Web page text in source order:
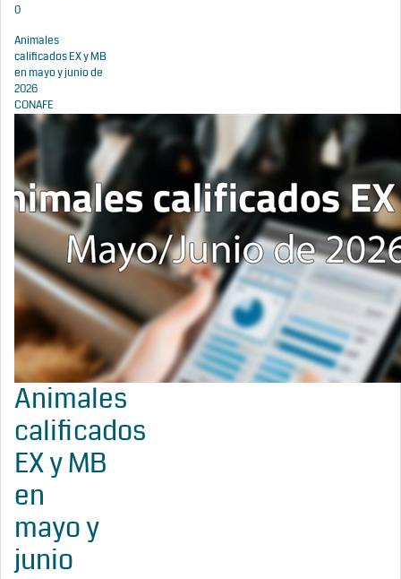
0
Animales
calificados EX y MB
en mayo y junio de
2026
CONAFE
Animales
calificados
EX y MB
en
mayo y
junio